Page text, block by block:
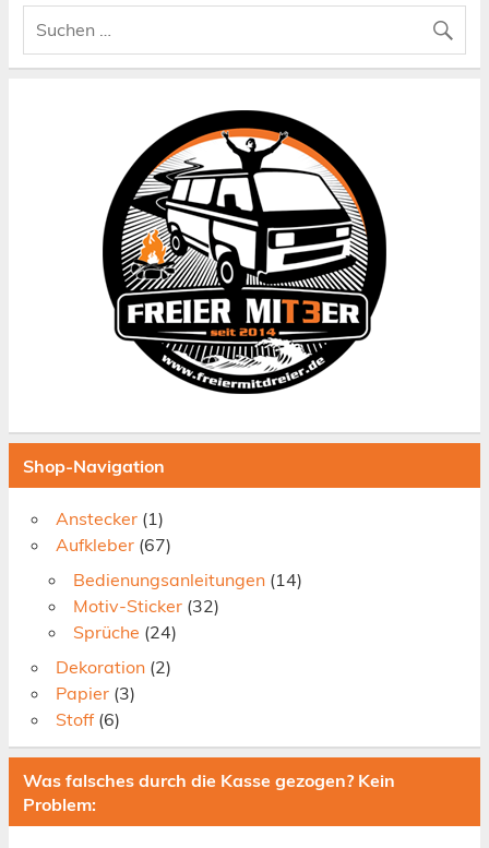
Shop-Navigation
Anstecker (1)
Aufkleber (67)
Bedienungsanleitungen (14)
Motiv-Sticker (32)
Sprüche (24)
Dekoration (2)
Papier (3)
Stoff (6)
Was falsches durch die Kasse gezogen? Kein
Problem: